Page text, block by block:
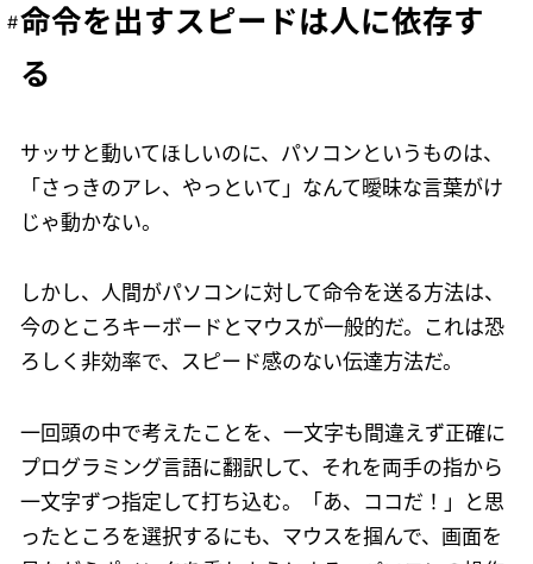
命令を出すスピードは人に依存す
る
サッサと動いてほしいのに、パソコンというものは、
「さっきのアレ、やっといて」なんて曖昧な言葉がけ
じゃ動かない。
しかし、人間がパソコンに対して命令を送る方法は、
今のところキーボードとマウスが一般的だ。これは恐
ろしく非効率で、スピード感のない伝達方法だ。
一回頭の中で考えたことを、一文字も間違えず正確に
プログラミング言語に翻訳して、それを両手の指から
一文字ずつ指定して打ち込む。「あ、ココだ！」と思
ったところを選択するにも、マウスを掴んで、画面を